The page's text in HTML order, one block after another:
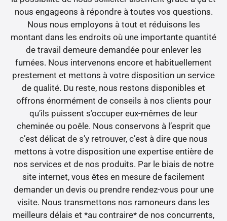
nous engageons à répondre à toutes vos questions.
Nous nous employons à tout et réduisons les
montant dans les endroits où une importante quantité
de travail demeure demandée pour enlever les
fumées. Nous intervenons encore et habituellement
prestement et mettons à votre disposition un service
de qualité. Du reste, nous restons disponibles et
offrons énormément de conseils à nos clients pour
qu’ils puissent s’occuper eux-mêmes de leur
cheminée ou poêle. Nous conservons à l’esprit que
c’est délicat de s’y retrouver, c’est à dire que nous
mettons à votre disposition une expertise entière de
nos services et de nos produits. Par le biais de notre
site internet, vous êtes en mesure de facilement
demander un devis ou prendre rendez-vous pour une
visite. Nous transmettons nos ramoneurs dans les
meilleurs délais et *au contraire* de nos concurrents,